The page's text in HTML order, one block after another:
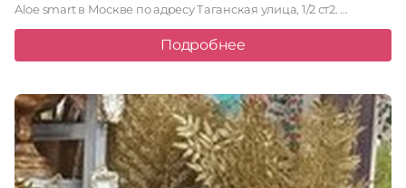
Aloe smart в Москве по адресу Таганская улица, 1/2 ст2. …
Подробнее